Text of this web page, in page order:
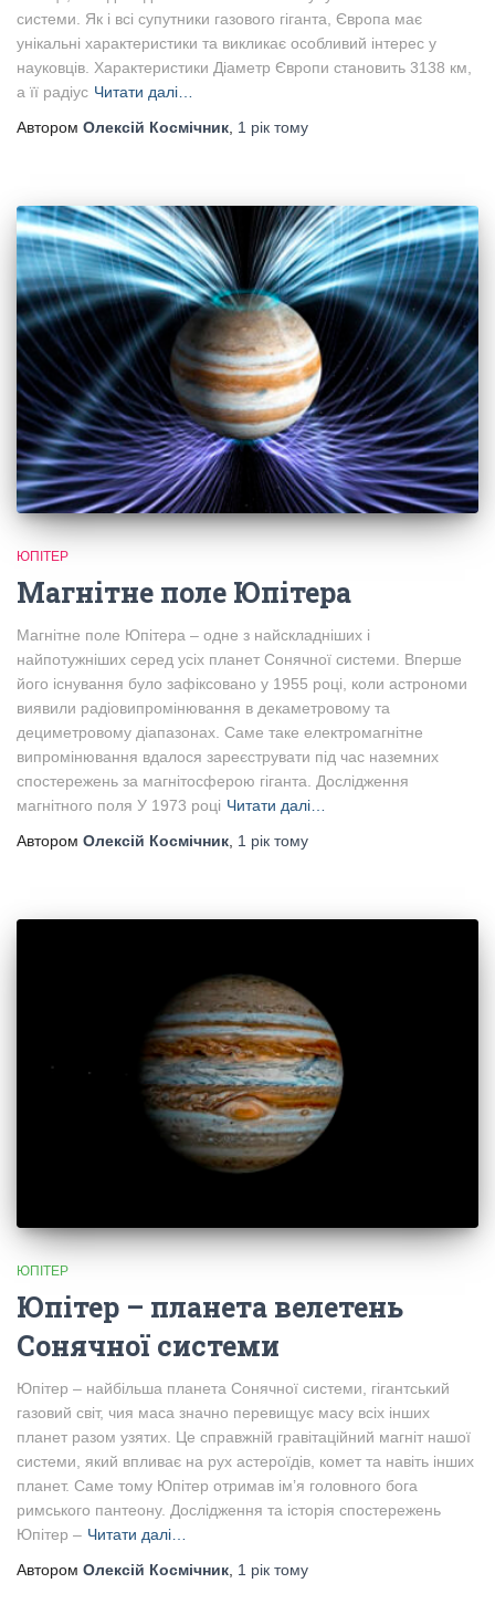
системи. Як і всі супутники газового гіганта, Європа має
унікальні характеристики та викликає особливий інтерес у
науковців. Характеристики Діаметр Європи становить 3138 км,
а її радіус Читати далі…
Автором Олексій Космічник 1 рік тому
ЮПІТЕР
Магнітне поле Юпітера
Магнітне поле Юпітера – одне з найскладніших і
найпотужніших серед усіх планет Сонячної системи. Вперше
його існування було зафіксовано у 1955 році, коли астрономи
виявили радіовипромінювання в декаметровому та
дециметровому діапазонах. Саме таке електромагнітне
випромінювання вдалося зареєструвати під час наземних
спостережень за магнітосферою гіганта. Дослідження
магнітного поля У 1973 році Читати далі…
Автором Олексій Космічник, 1 рік тому
ЮПІТЕР
Юпітер – планета велетень
Сонячної системи
Юпітер – найбільша планета Сонячної системи, гігантський
газовий світ, чия маса значно перевищує масу всіх інших
планет разом узятих. Це справжній гравітаційний магніт нашої
системи, який впливає на рух астероїдів, комет та навіть інших
планет. Саме тому Юпітер отримав ім’я головного бога
римського пантеону. Дослідження та історія спостережень
Юпітер – Читати далі…
Автором Олексій Космічник 1 рік тому